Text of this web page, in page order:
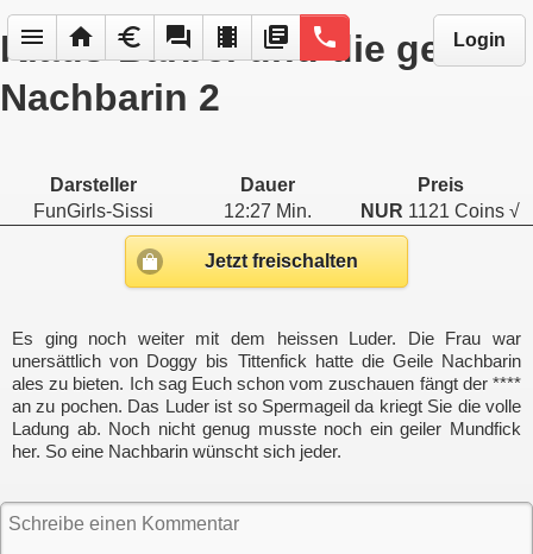
menu home euro forum local_movies library_books phone Login
Klaus-Bärbel und die geile
Nachbarin 2
Darsteller Dauer
Preis
FunGirls-Sissi
12:27 Min. NUR 1121 Coins √
Jetzt freischalten
Es ging noch weiter mit dem heissen Luder. Die Frau war
unersättlich von Doggy bis Tittenfick hatte die Geile Nachbarin
ales zu bieten. Ich sag Euch schon vom zuschauen fängt der ****
an zu pochen. Das Luder ist so Spermageil da kriegt Sie die volle
Ladung ab. Noch nicht genug musste noch ein geiler Mundfick
her. So eine Nachbarin wünscht sich jeder.